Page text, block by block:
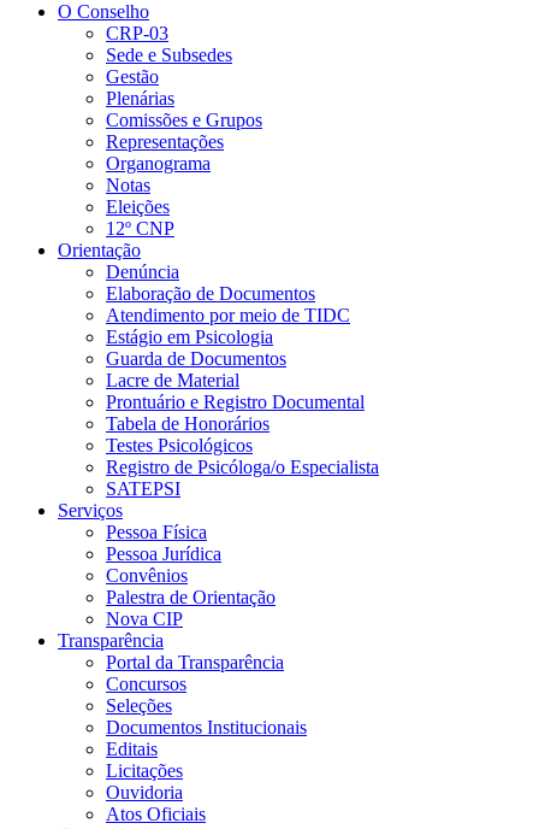
O Conselho
CRP-03
Sede e Subsedes
Gestão
Plenárias
Comissões e Grupos
Representações
Organograma
Notas
Eleições
12º CNP
Orientação
Denúncia
Elaboração de Documentos
Atendimento por meio de TIDC
Estágio em Psicologia
Guarda de Documentos
Lacre de Material
Prontuário e Registro Documental
Tabela de Honorários
Testes Psicológicos
Registro de Psicóloga/o Especialista
SATEPSI
Serviços
Pessoa Física
Pessoa Jurídica
Convênios
Palestra de Orientação
Nova CIP
Transparência
Portal da Transparência
Concursos
Seleções
Documentos Institucionais
Editais
Licitações
Ouvidoria
Atos Oficiais